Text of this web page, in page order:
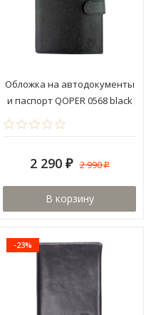
Обложка на автодокументы
и паспорт QOPER 0568 black
2 290 ₽ 2 990₽
В корзину
-23%